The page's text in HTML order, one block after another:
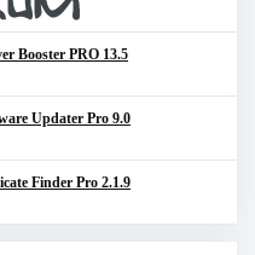
Booster PRO 13.5
Updater Pro 9.0
Finder Pro 2.1.9